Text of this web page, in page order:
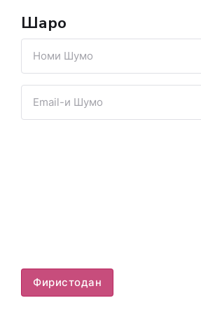
Шарҳҳо
Фиристодан